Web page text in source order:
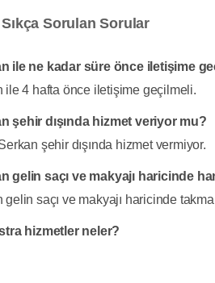
Sorulan Sorular
ile ne kadar süre önce iletişime
ile 4 hafta önce iletişime geçilmeli.
şehir dışında hizmet veriyor mu?
şehir dışında hizmet vermiyor.
gelin saçı ve makyajı haricinde
gelin saçı ve makyajı haricinde
hizmetler neler?